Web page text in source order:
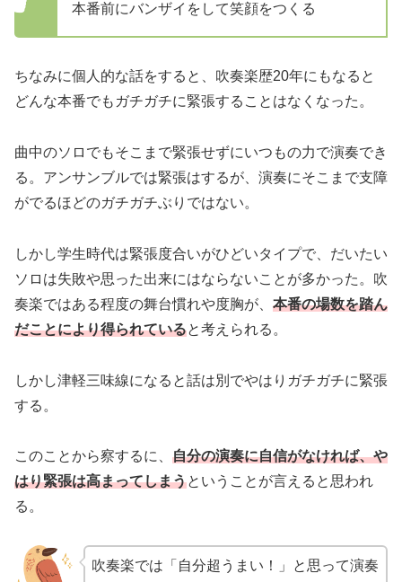
本番前にバンザイをして笑顔をつくる
ちなみに個人的な話をすると、吹奏楽歴20年にもなると
どんな本番でもガチガチに緊張することはなくなった。
曲中のソロでもそこまで緊張せずにいつもの力で演奏でき
る。アンサンブルでは緊張はするが、演奏にそこまで支障
がでるほどのガチガチぶりではない。
しかし学生時代は緊張度合いがひどいタイプで、だいたい
ソロは失敗や思った出来にはならないことが多かった。吹
奏楽ではある程度の舞台慣れや度胸が、 本番の場数を踏ん
だことにより得られていると考えられる。
しかし津軽三味線になると話は別でやはりガチガチに緊張
する。
このことから察するに、 自分の演奏に自信がなければ、や
はり緊張は高まってしまうということが言えると思われ
る。
吹奏楽では「自分超うまい！」と思って演奏